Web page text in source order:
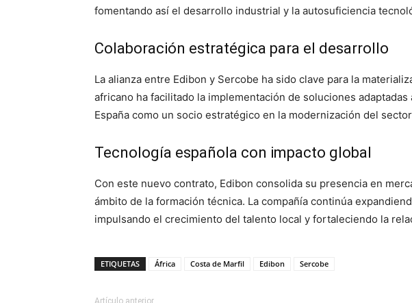
fomentando así el desarrollo industrial y la autosuficiencia
Colaboración estratégica para el desarrollo
La alianza entre Edibon y Sercobe ha sido clave para la
africano ha facilitado la implementación de soluciones
España como un socio estratégico en la modernización del
Tecnología española con impacto global
Con este nuevo contrato, Edibon consolida su presencia en
ámbito de la formación técnica. La compañía continúa
impulsando el crecimiento del talento local y fortaleciendo la
ETIQUETAS África Costa de Marfil Edibon Sercobe
Artículo anterior